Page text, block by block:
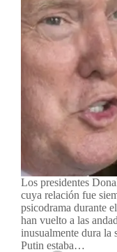
Los presidentes
cuya relación fue
psicodrama durante
han vuelto a las
inusualmente dura la
Putin estaba…